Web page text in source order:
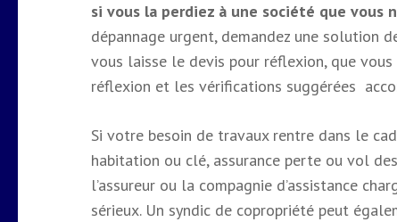
si vous la perdiez à une société que vous
dépannage urgent, demandez une solution
vous laisse le devis pour réflexion, que
réflexion et les vérifications suggérées
Si votre besoin de travaux rentre dans le
habitation ou clé, assurance perte ou vol
l’assureur ou la compagnie d’assistance
sérieux. Un syndic de copropriété peut